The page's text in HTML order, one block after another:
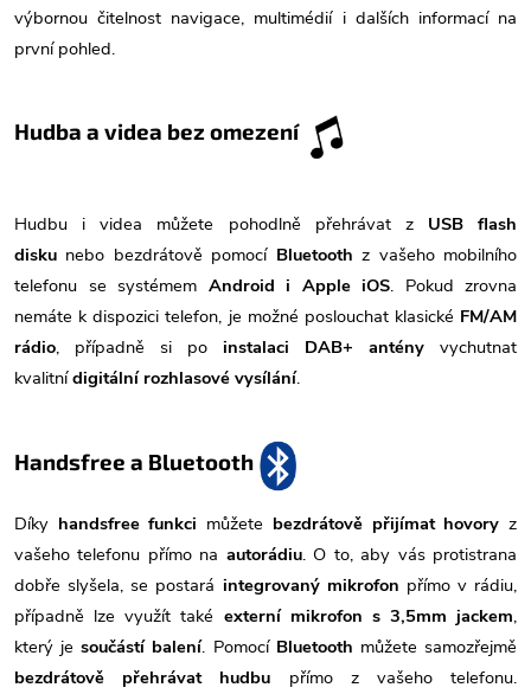
výbornou čitelnost navigace, multimédií i dalších informací na
první pohled.
Hudba a videa bez omezení
Hudbu i videa můžete pohodlně přehrávat z
USB flash
disku nebo bezdrátově pomocí Bluetooth z vašeho mobilního
telefonu se systémem Android i Apple iOS. Pokud zrovna
nemáte k dispozici telefon, je možné poslouchat klasické FM/AM
rádio, případně si po instalaci DAB+ antény
vychutnat
kvalitní digitální rozhlasové vysílání.
Handsfree a Bluetooth
Díky handsfree funkci můžete bezdrátově přijímat hovory z
vašeho telefonu přímo na autorádiu. O to, aby vás protistrana
dobře slyšela, se postará integrovaný mikrofon přímo v rádiu,
případně lze využít také externí mikrofon s 3,5mm jackem,
který jesoučástí balení. Pomocí Bluetooth můžete samozřejmě
bezdrátově přehrávat hudbu přímo z vašeho telefonu.